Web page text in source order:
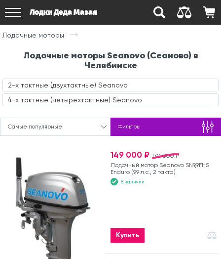
Лодки Деда Мазая
Лодочные моторы
Лодочные моторы Seanovo (Сеаново) в
Челябинске
2-х тактные (двухтактные) Seanovo
4-х тактные (четырехтактные) Seanovo
Самые популярные Фильтры
170 000 ₽
149 000 ₽
Лодочный мотор Seanovo SN9,9FHS
Enduro (9,9 л.с., 2 такта)
В наличии
Купить